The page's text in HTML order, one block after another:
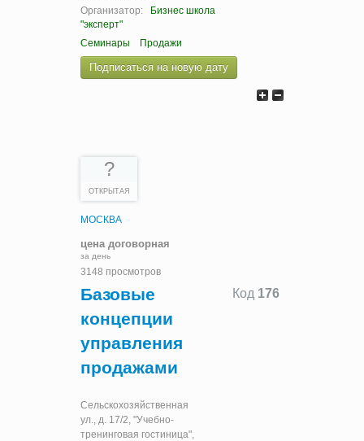
Организатор:
Бизнес школа
"эксперт"
Семинары
Продажи
Подписаться на новую дату
?
ОТКРЫТАЯ
МОСКВА
цена договорная
за день
3148 просмотров
Код 176
Базовые
концепции
управления
продажами
Сельскохозяйственная
ул., д. 17/2, "Учебно-
тренинговая гостиница",